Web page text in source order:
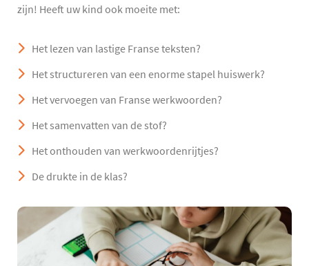
zijn! Heeft uw kind ook moeite met:
Het lezen van lastige Franse teksten?
Het structureren van een enorme stapel huiswerk?
Het vervoegen van Franse werkwoorden?
Het samenvatten van de stof?
Het onthouden van werkwoordenrijtjes?
De drukte in de klas?